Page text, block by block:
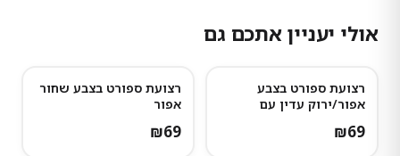
אולי יעניין אתכם גם
רצועת ספורט בצבע
אפור/ירוק עדין עם
₪69
רצועת ספורט בצבע שחור
אפור
₪69